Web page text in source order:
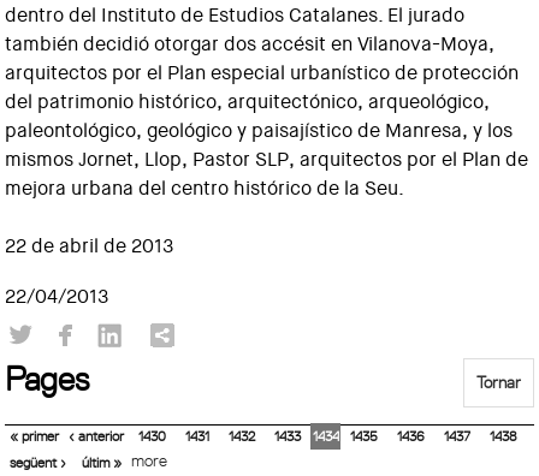
dentro del Instituto de Estudios Catalanes. El jurado
también decidió otorgar dos accésit en Vilanova-Moya,
arquitectos por el Plan especial urbanístico de protección
del patrimonio histórico, arquitectónico, arqueológico,
paleontológico, geológico y paisajístico de Manresa, y los
mismos Jornet, Llop, Pastor SLP, arquitectos por el Plan de
mejora urbana del centro histórico de la Seu.
22 de abril de 2013
22/04/2013
Tornar
Pages
« primer ‹ anterior 1430 1431 1432 1433 1434 1435 1436 1437
1438
següent ›
últim » more